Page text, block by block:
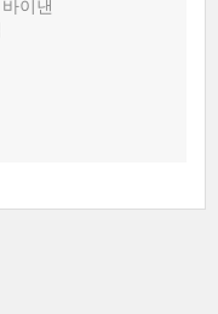
이낸